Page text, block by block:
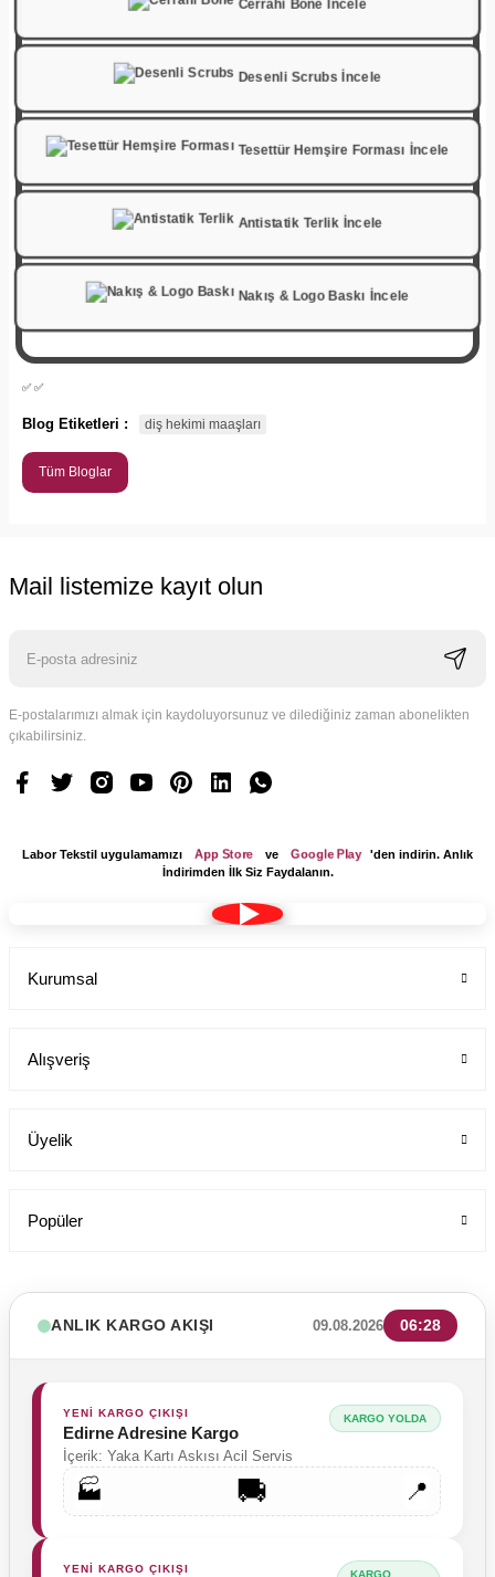
Cerrahi Bone İncele
Desenli Scrubs İncele
Tesettür Hemşire Forması İncele
Antistatik Terlik İncele
Nakış & Logo Baskı İncele
✅✅
Blog Etiketleri : diş hekimi maaşları
Tüm Bloglar
Mail listemize kayıt olun
E-postalarımızı almak için kaydoluyorsunuz ve dilediğiniz zaman abonelikten
çıkabilirsiniz.
Labor Tekstil uygulamamızı App Store ve Google Play 'den indirin. Anlık
İndirimden İlk Siz Faydalanın.
Kurumsal
Alışveriş
Üyelik
Popüler
ANLIK KARGO AKIŞI 09.08.2026 06:28
YENİ KARGO ÇIKIŞI
Edirne Adresine Kargo
İçerik: Yaka Kartı Askısı Acil Servis
KARGO YOLDA
🏭 🚚 📍
YENİ KARGO ÇIKIŞI